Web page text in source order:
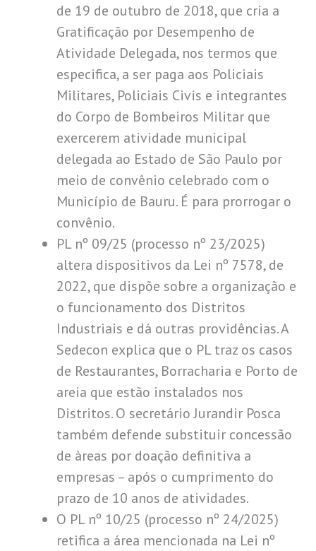
de 19 de outubro de 2018, que cria a
Gratificação por Desempenho de
Atividade Delegada, nos termos que
especifica, a ser paga aos Policiais
Militares, Policiais Civis e integrantes
do Corpo de Bombeiros Militar que
exercerem atividade municipal
delegada ao Estado de São Paulo por
meio de convênio celebrado com o
Município de Bauru. É para prorrogar o
convênio.
PL nº 09/25 (processo nº 23/2025)
altera dispositivos da Lei nº 7578, de
2022, que dispõe sobre a organização e
o funcionamento dos Distritos
Industriais e dá outras providências. A
Sedecon explica que o PL traz os casos
de Restaurantes, Borracharia e Porto de
areia que estão instalados nos
Distritos. O secretário Jurandir Posca
também defende substituir concessão
de àreas por doação definitiva a
empresas – após o cumprimento do
prazo de 10 anos de atividades.
O PL nº 10/25 (processo nº 24/2025)
retifica a área mencionada na Lei nº